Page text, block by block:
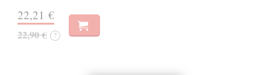
22,21 €
22,90 € ?